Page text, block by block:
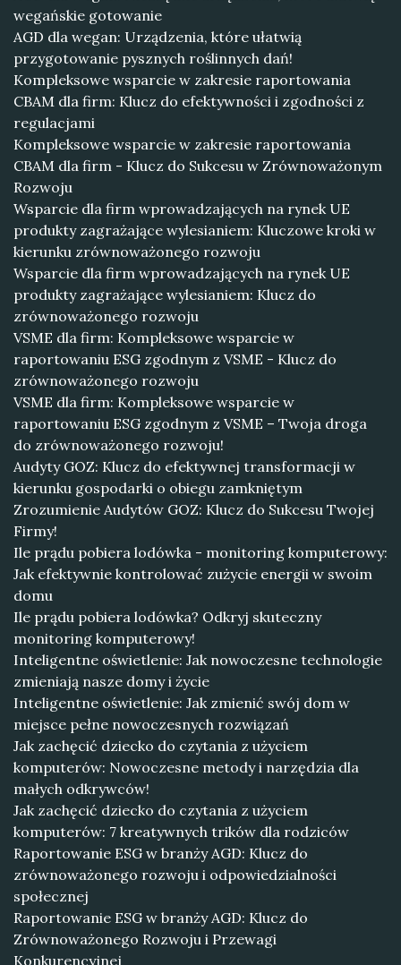
wegańskie gotowanie
AGD dla wegan: Urządzenia, które ułatwią
przygotowanie pysznych roślinnych dań!
Kompleksowe wsparcie w zakresie raportowania
CBAM dla firm: Klucz do efektywności i zgodności z
regulacjami
Kompleksowe wsparcie w zakresie raportowania
CBAM dla firm - Klucz do Sukcesu w Zrównoważonym
Rozwoju
Wsparcie dla firm wprowadzających na rynek UE
produkty zagrażające wylesianiem: Kluczowe kroki w
kierunku zrównoważonego rozwoju
Wsparcie dla firm wprowadzających na rynek UE
produkty zagrażające wylesianiem: Klucz do
zrównoważonego rozwoju
VSME dla firm: Kompleksowe wsparcie w
raportowaniu ESG zgodnym z VSME - Klucz do
zrównoważonego rozwoju
VSME dla firm: Kompleksowe wsparcie w
raportowaniu ESG zgodnym z VSME – Twoja droga
do zrównoważonego rozwoju!
Audyty GOZ: Klucz do efektywnej transformacji w
kierunku gospodarki o obiegu zamkniętym
Zrozumienie Audytów GOZ: Klucz do Sukcesu Twojej
Firmy!
Ile prądu pobiera lodówka - monitoring komputerowy:
Jak efektywnie kontrolować zużycie energii w swoim
domu
Ile prądu pobiera lodówka? Odkryj skuteczny
monitoring komputerowy!
Inteligentne oświetlenie: Jak nowoczesne technologie
zmieniają nasze domy i życie
Inteligentne oświetlenie: Jak zmienić swój dom w
miejsce pełne nowoczesnych rozwiązań
Jak zachęcić dziecko do czytania z użyciem
komputerów: Nowoczesne metody i narzędzia dla
małych odkrywców!
Jak zachęcić dziecko do czytania z użyciem
komputerów: 7 kreatywnych trików dla rodziców
Raportowanie ESG w branży AGD: Klucz do
zrównoważonego rozwoju i odpowiedzialności
społecznej
Raportowanie ESG w branży AGD: Klucz do
Zrównoważonego Rozwoju i Przewagi
Konkurencyjnej